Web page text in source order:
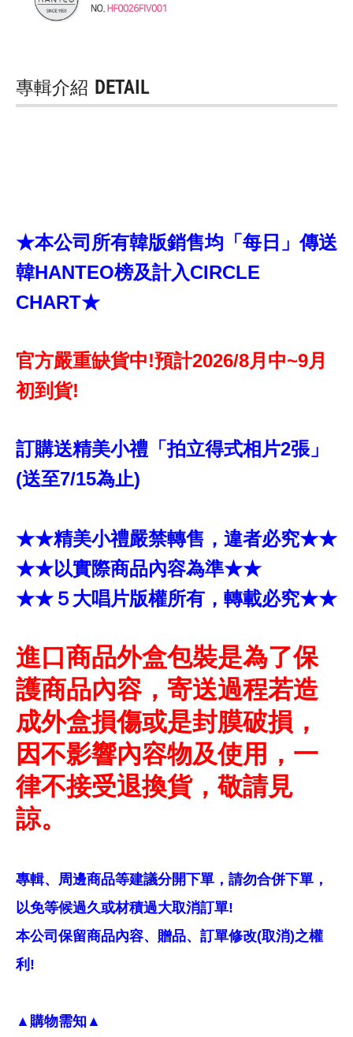
專輯介紹 DETAIL
★本公司所有韓版銷售均「每日」傳送
韓HANTEO榜及計入CIRCLE
CHART★
官方嚴重缺貨中!預計2026/8月中~9月
初到貨!
訂購送精美小禮「拍立得式相片2張」
(送至7/15為止)
★★精美小禮嚴禁轉售，違者必究★★
★★以實際商品內容為準★★
★★５大唱片版權所有，轉載必究★★
進口商品外盒包裝是為了保
護商品內容，寄送過程若造
成外盒損傷或是封膜破損，
因不影響內容物及使用，一
律不接受退換貨，敬請見
諒。
專輯、周邊商品等建議分開下單，請勿合併下單，
以免等候過久或材積過大取消訂單!
本公司保留商品內容、贈品、訂單修改(取消)之權
利!
▲購物需知▲